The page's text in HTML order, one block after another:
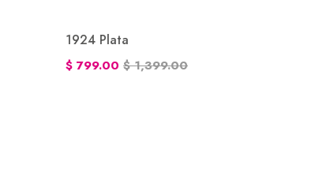
1924 Plata
$ 799.00 $ 1,399.00